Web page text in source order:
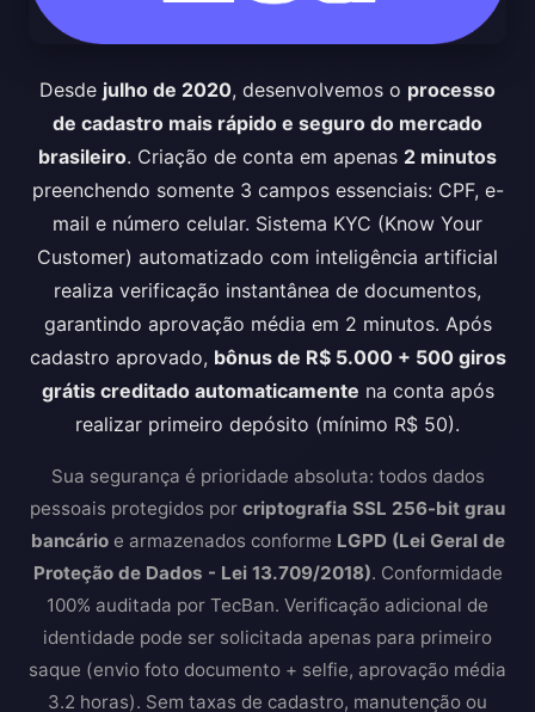
Desde julho de 2020, desenvolvemos o processo
de cadastro mais rápido e seguro do mercado
brasileiro. Criação de conta em apenas 2 minutos
preenchendo somente 3 campos essenciais: CPF, e-
mail e número celular. Sistema KYC (Know Your
Customer) automatizado com inteligência artificial
realiza verificação instantânea de documentos,
garantindo aprovação média em 2 minutos. Após
cadastro aprovado, bônus de R$ 5.000 + 500 giros
grátis creditado automaticamente na conta após
realizar primeiro depósito (mínimo R$ 50).
Sua segurança é prioridade absoluta: todos dados
pessoais protegidos por criptografia SSL 256-bit grau
bancárioe armazenados conforme LGPD (Lei Geral de
Proteção de Dados - Lei 13.709/2018). Conformidade
100% auditada por TecBan. Verificação adicional de
identidade pode ser solicitada apenas para primeiro
saque (envio foto documento + selfie, aprovação média
3.2 horas). Sem taxas de cadastro, manutenção ou